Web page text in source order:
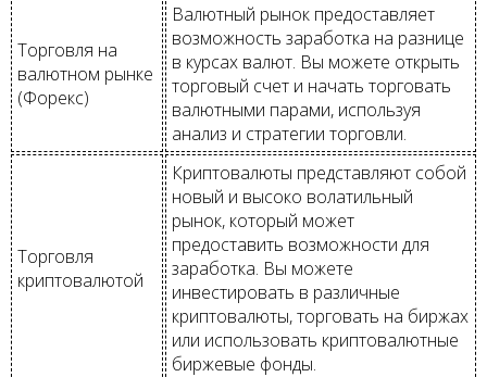
Торговля на
валютном рынке
(Форекс)
Валютный рынок предоставляет
возможность заработка на разнице
в курсах валют. Вы можете открыть
торговый счет и начать торговать
валютными парами, используя
анализ и стратегии торговли.
Торговля
криптовалютой
Криптовалюты представляют собой
новый и высоко волатильный
рынок, который может
предоставить возможности для
заработка. Вы можете
инвестировать в различные
криптовалюты, торговать на биржах
или использовать криптовалютные
биржевые фонды.